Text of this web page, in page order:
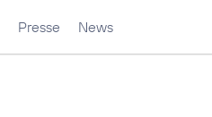
Presse News